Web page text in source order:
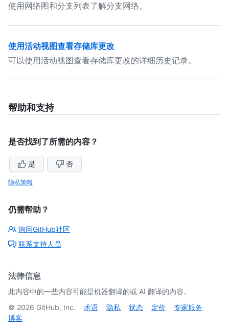
使用网络图和分支列表了解分支网络。
使用活动视图查看存储库更改
可以使用活动视图查看存储库更改的详细历史记录。
帮助和支持
是否找到了所需的内容？
是 否
隐私策略
仍需帮助？
询问GitHub社区
联系支持人员
法律信息
此内容中的一些内容可能是机器翻译的或 AI 翻译的内容。
© 2026 GitHub, Inc. 术语 隐私 状态 定价
专家服务
博客